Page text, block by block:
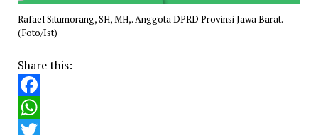
Rafael Situmorang, SH, MH,. Anggota DPRD Provinsi Jawa Barat.
(Foto/Ist)
Share this:
Facebook
WhatsApp